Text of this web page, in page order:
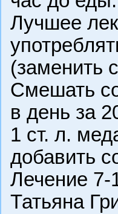
Лучшее
(заменить
Смешать
в день за
1 ст. л.
добавить
Лечение 7-
Татьяна